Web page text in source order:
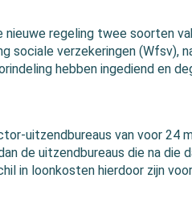
nieuwe regeling twee soorten
sociale verzekeringen (Wfsv),
hebben ingediend en
uitzendbureaus van voor 24
de uitzendbureaus die na die
in loonkosten hierdoor zijn